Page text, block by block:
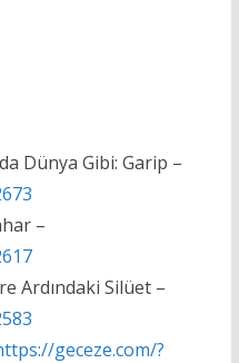
Dünya Gibi: Garip –
–
Ardındaki Silüet –
geceze.com/?